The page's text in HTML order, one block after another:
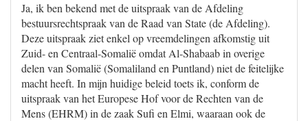
Ja, ik ben bekend met de uitspraak van de Afdeling
bestuursrechtspraak van de Raad van State (de Afdeling).
Deze uitspraak ziet enkel op vreemdelingen afkomstig uit
Zuid- en Centraal-Somalië omdat Al-Shabaab in overige
delen van Somalië (Somaliland en Puntland) niet de feitelijke
macht heeft. In mijn huidige beleid toets ik, conform de
uitspraak van het Europese Hof voor de Rechten van de
Mens (EHRM) in de zaak Sufi en Elmi, waaraan ook de